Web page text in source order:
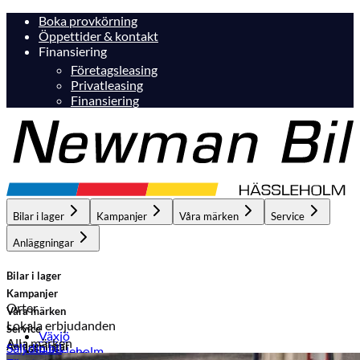
Boka provkörning
Öppettider & kontakt
Finansiering
Företagsleasing
Privatleasing
Finansiering
Bilar i lager Kampanjer Våra märken Service
Anläggningar
Bilar i lager
Orter
Växjö
Hässleholm
Kampanjer
Lokala erbjudanden
Hässleholm
Våra märken
Alla märken
Service
Anläggningar
Sälj din bil